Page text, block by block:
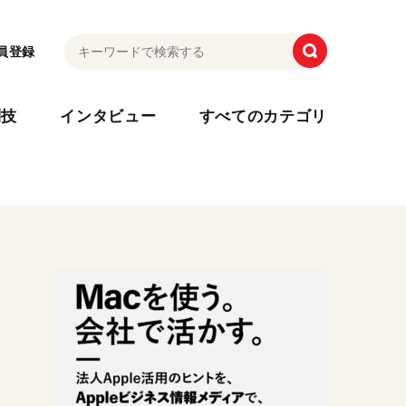
登録
インタビュー すべてのカテゴリ